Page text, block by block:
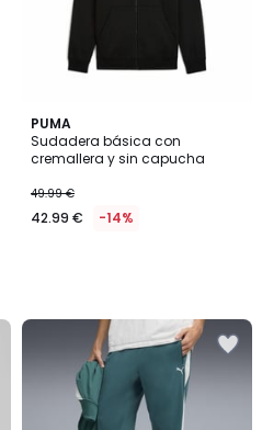
PUMA
Sudadera básica con
cremallera y sin capucha
49.99 €
42.99 € -14%